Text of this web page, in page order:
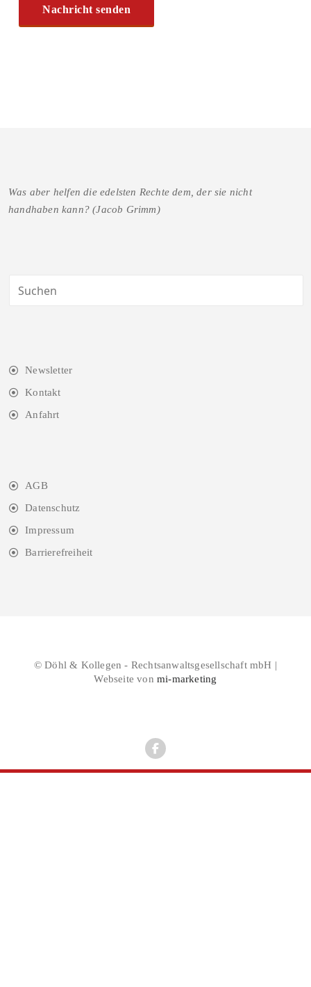
Was aber helfen die edelsten Rechte dem, der sie nicht
handhaben kann? (Jacob Grimm)
Newsletter
Kontakt
Anfahrt
AGB
Datenschutz
Impressum
Barrierefreiheit
© Döhl & Kollegen - Rechtsanwaltsgesellschaft mbH |
Webseite vonmi-marketing